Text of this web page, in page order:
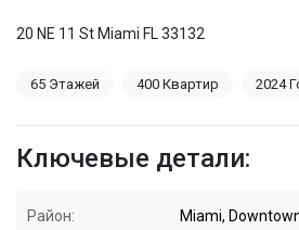
20 NE 11 St Miami FL 33132
65 Этажей 400 Квартир 2024
Ключевые детали:
Район: Miami,